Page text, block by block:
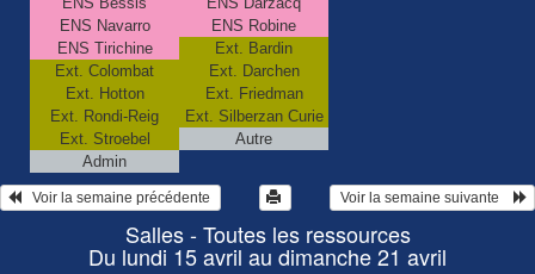
ENS Navarro
ENS Robine
ENS Tirichine
Ext. Bardin
Ext. Colombat
Ext. Darchen
Ext. Hotton
Ext. Friedman
Ext. Rondi-Reig
Ext. Silberzan Curie
Ext. Stroebel
Autre
Admin
Voir la semaine suivante
Salles - Toutes les ressources
Du lundi 15 avril au dimanche 21 avril